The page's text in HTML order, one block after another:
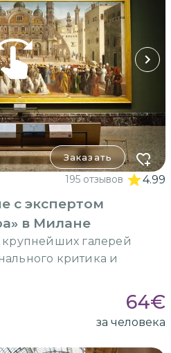
Заказать
195 отзывов 4.99
с экспертом
в Милане
галерей
критика и
64€
за человека